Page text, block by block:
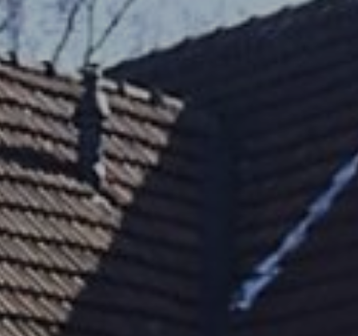
Catering Service
Jobs
Contact